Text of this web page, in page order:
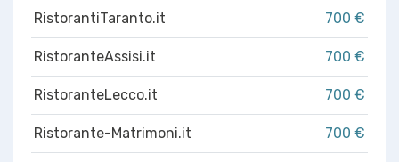
RistorantiTaranto.it 700 €
RistoranteAssisi.it 700 €
RistoranteLecco.it 700 €
Ristorante-Matrimoni.it 700 €